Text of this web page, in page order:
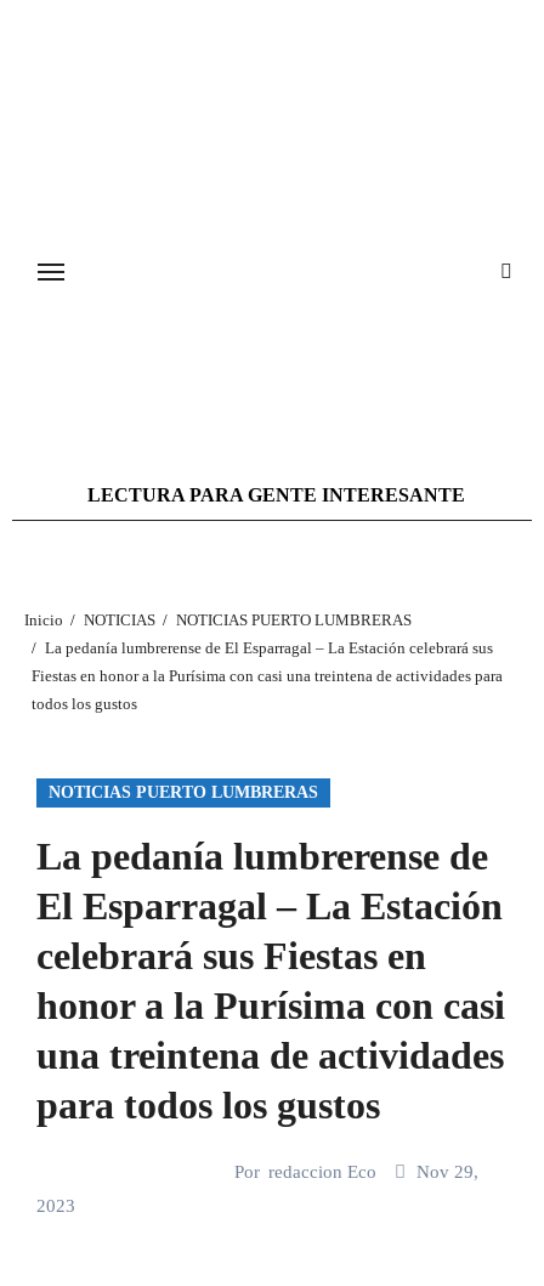
LECTURA PARA GENTE INTERESANTE
Inicio NOTICIAS
NOTICIAS PUERTO LUMBRERAS
La pedanía lumbrerense de El Esparragal – La Estación celebrará sus
Fiestas en honor a la Purísima con casi una treintena de actividades para
todos los gustos
NOTICIAS PUERTO LUMBRERAS
La pedanía lumbrerense de
El Esparragal – La Estación
celebrará sus Fiestas en
honor a la Purísima con casi
una treintena de actividades
para todos los gustos
Por redaccion Eco
Nov 29,
2023